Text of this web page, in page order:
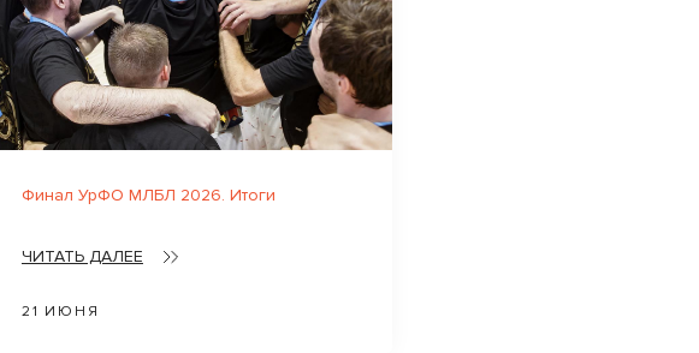
Финал УрФО МЛБЛ 2026. Итоги
ЧИТАТЬ ДАЛЕЕ
21 ИЮНЯ